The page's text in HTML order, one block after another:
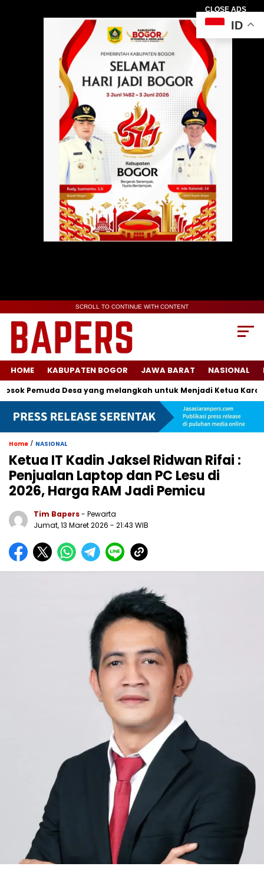
CLOSE ADS
SCROLL TO CONTINUE WITH CONTENT
HOME KABUPATEN BOGOR JAWA BARAT NASIONAL
Desa yang melangkah untuk Menjadi Ketua Karang
Home / NASIONAL
Ketua IT Kadin Jaksel Ridwan Rifai :
Penjualan Laptop dan PC Lesu di
2026, Harga RAM Jadi Pemicu
Tim Bapers- Pewarta
Jumat, 13 Maret 2026 - 21:43 WIB
ID